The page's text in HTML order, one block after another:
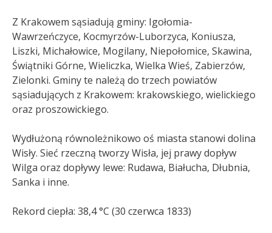
Z Krakowem sąsiadują gminy: Igołomia-
Wawrzeńczyce, Kocmyrzów-Luborzyca, Koniusza,
Liszki, Michałowice, Mogilany, Niepołomice, Skawina,
Świątniki Górne, Wieliczka, Wielka Wieś, Zabierzów,
Zielonki. Gminy te należą do trzech powiatów
sąsiadujących z Krakowem: krakowskiego, wielickiego
oraz proszowickiego.
Wydłużoną równoleżnikowo oś miasta stanowi dolina
Wisły. Sieć rzeczną tworzy Wisła, jej prawy dopływ
Wilga oraz dopływy lewe: Rudawa, Białucha, Dłubnia,
Sanka i inne.
Rekord ciepła: 38,4 °C (30 czerwca 1833)